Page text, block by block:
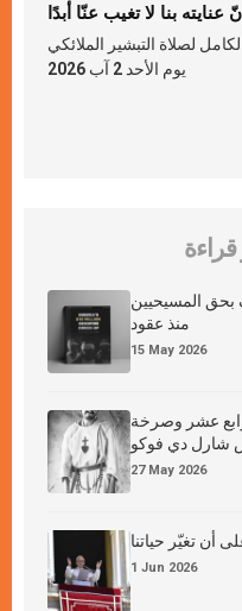
عنايته بنا لا تغيب عنّا أبدًا
لصلاة التبشير الملائكي
يوم الأحد 2 آب 2026
قراءة
بحق المسيحيين
منذ عقود
15 May 2026
عشر وصرخة
شارل دي فوكو
27 May 2026
أن تغيّر حياتنا
1 Jun 2026